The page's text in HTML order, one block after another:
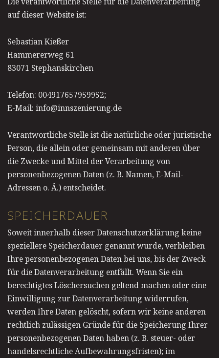
auf dieser Website ist:
Sebastian Kießer
Hammererweg 61
83071 Stephanskirchen
Telefon: 004917657959952;
E-Mail: info@innszenierung.de
Verantwortliche Stelle ist die natürliche oder juristische
Person, die allein oder gemeinsam mit anderen über
die Zwecke und Mittel der Verarbeitung von
personenbezogenen Daten (z. B. Namen, E-Mail-
Adressen o. Ä.) entscheidet.
SPEICHERDAUER
Soweit innerhalb dieser Datenschutzerklärung keine
speziellere Speicherdauer genannt wurde, verbleiben
Ihre personenbezogenen Daten bei uns, bis der Zweck
für die Datenverarbeitung entfällt. Wenn Sie ein
berechtigtes Löschersuchen geltend machen oder eine
Einwilligung zur Datenverarbeitung widerrufen,
werden Ihre Daten gelöscht, sofern wir keine anderen
rechtlich zulässigen Gründe für die Speicherung Ihrer
personenbezogenen Daten haben (z. B. steuer- oder
handelsrechtliche Aufbewahrungsfristen); im